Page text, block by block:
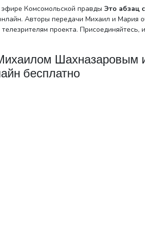
эфире Комсомольской правды Это абзац
Авторы передачи Михаил и Мария
проекта. Присоединяйтесь,
Шахназаровым
бесплатно